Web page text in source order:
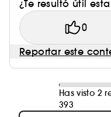
¿Te resultó útil
0
Reportar este
Has visto 2
393